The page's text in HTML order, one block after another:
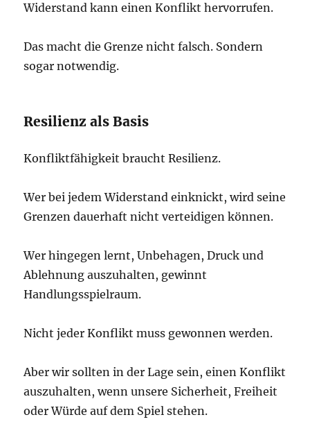
Widerstand kann einen Konflikt hervorrufen.
Das macht die Grenze nicht falsch. Sondern
sogar notwendig.
Resilienz als Basis
Konfliktfähigkeit braucht Resilienz.
Wer bei jedem Widerstand einknickt, wird seine
Grenzen dauerhaft nicht verteidigen können.
Wer hingegen lernt, Unbehagen, Druck und
Ablehnung auszuhalten, gewinnt
Handlungsspielraum.
Nicht jeder Konflikt muss gewonnen werden.
Aber wir sollten in der Lage sein, einen Konflikt
auszuhalten, wenn unsere Sicherheit, Freiheit
oder Würde auf dem Spiel stehen.